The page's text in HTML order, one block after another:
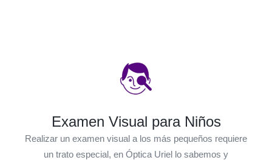
Examen Visual para Niños
Realizar un examen visual a los más pequeños requiere
un trato especial, en Óptica Uriel lo sabemos y